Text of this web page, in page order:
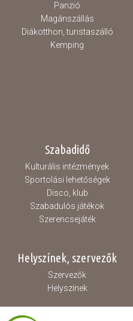
Panzió
Magánszállás
Diákotthon, turistaszálló
Kemping
Szabadidő
Kulturális intézmények
Sportolási lehetőségek
Disco, klub
Szabadulós játékok
Szerencsejáték
Helyszínek, szervezők
Szervezők
Helyszínek